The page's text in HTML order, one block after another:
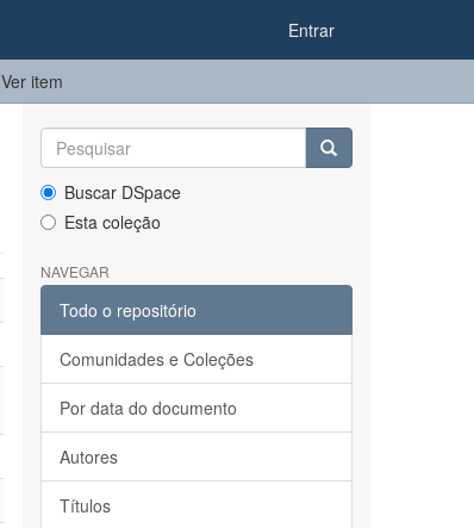
Entrar
Ver item
Buscar DSpace
Esta coleção
NAVEGAR
Todo o repositório
Comunidades e Coleções
Por data do documento
Autores
Títulos